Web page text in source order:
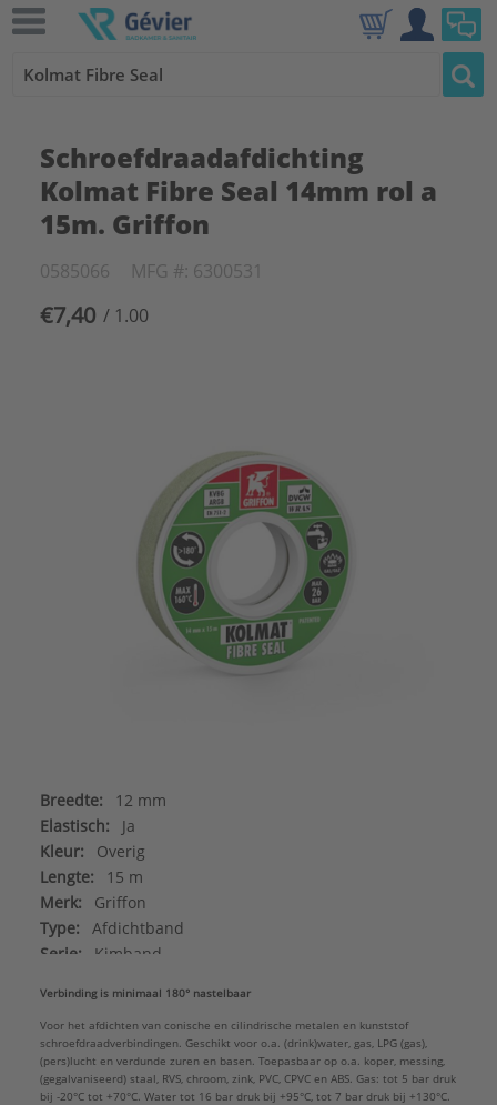
Schroefdraadafdichting
Kolmat Fibre Seal 14mm rol a
15m. Griffon
0585066 MFG #: 6300531
€7,40 / 1.00
Breedte:
12 mm
Elastisch:
Ja
Kleur:
Overig
Lengte:
15 m
Merk:
Griffon
Type:
Afdichtband
Serie:
Kimband
Verbinding is minimaal 180° nastelbaar
Voor het afdichten van conische en cilindrische metalen en kunststof
schroefdraadverbindingen. Geschikt voor o.a. (drink)water, gas, LPG (gas),
(pers)lucht en verdunde zuren en basen. Toepasbaar op o.a. koper, messing,
(gegalvaniseerd) staal, RVS, chroom, zink, PVC, CPVC en ABS. Gas: tot 5 bar druk
bij -20°C tot +70°C. Water tot 16 bar druk bij +95°C, tot 7 bar druk bij +130°C.